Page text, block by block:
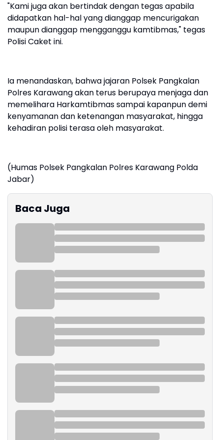
"Kami juga akan bertindak dengan tegas apabila
didapatkan hal-hal yang dianggap mencurigakan
maupun dianggap mengganggu kamtibmas," tegas
Polisi Caket ini.
Ia menandaskan, bahwa jajaran Polsek Pangkalan
Polres Karawang akan terus berupaya menjaga dan
memelihara Harkamtibmas sampai kapanpun demi
kenyamanan dan ketenangan masyarakat, hingga
kehadiran polisi terasa oleh masyarakat.
(Humas Polsek Pangkalan Polres Karawang Polda
Jabar)
Baca Juga